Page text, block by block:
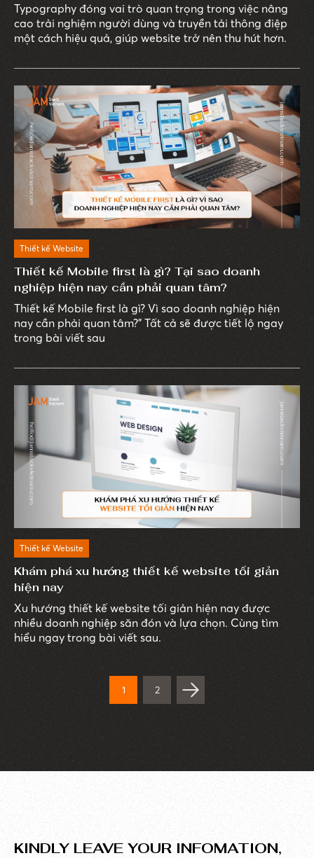
Typography đóng vai trò quan trọng trong việc nâng
cao trải nghiệm người dùng và truyền tải thông điệp
một cách hiệu quả, giúp website trở nên thu hút hơn.
Thiết kế Website
Thiết kế Mobile first là gì? Tại sao doanh
nghiệp hiện nay cần phải quan tâm?
Thiết kế Mobile first là gì? Vì sao doanh nghiệp hiện
nay cần phải quan tâm?” Tất cả sẽ được tiết lộ ngay
trong bài viết sau
Thiết kế Website
Khám phá xu hướng thiết kế website tối giản
hiện nay
Xu hướng thiết kế website tối giản hiện nay được
nhiều doanh nghiệp săn đón và lựa chọn. Cùng tìm
hiểu ngay trong bài viết sau.
1 2
KINDLY LEAVE YOUR INFOMATION,